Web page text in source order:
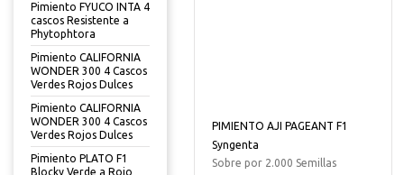
Pimiento FYUCO INTA 4
cascos Resistente a
Phytophtora
Pimiento CALIFORNIA
WONDER 300 4 Cascos
Verdes Rojos Dulces
Pimiento CALIFORNIA
WONDER 300 4 Cascos
Verdes Rojos Dulces
Pimiento PLATO F1
Blocky Verde a Rojo
PIMIENTO AJI PAGEANT F1
Syngenta
Sobre por 2.000 Semillas